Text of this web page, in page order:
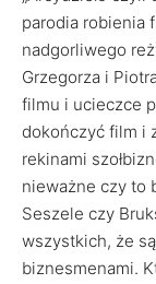
parodia robienia
nadgorliwego
Grzegorza i
filmu i ucieczce
dokończyć film i
rekinami
nieważne czy to
Seszele czy
wszystkich, że
biznesmenami.